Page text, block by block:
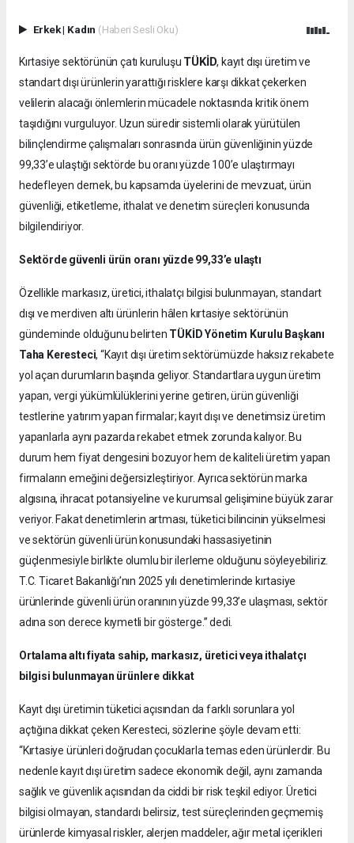
Erkek| Kadın (Haberi Sesli Oku)
Kırtasiye sektörünün çatı kuruluşu TÜKİD, kayıt dışı üretim ve
standart dışı ürünlerin yarattığı risklere karşı dikkat çekerken
velilerin alacağı önlemlerin mücadele noktasında kritik önem
taşıdığını vurguluyor. Uzun süredir sistemli olarak yürütülen
bilinçlendirme çalışmaları sonrasında ürün güvenliğinin yüzde
99,33’e ulaştığı sektörde bu oranı yüzde 100’e ulaştırmayı
hedefleyen dernek, bu kapsamda üyelerini de mevzuat, ürün
güvenliği, etiketleme, ithalat ve denetim süreçleri konusunda
bilgilendiriyor.
Sektörde güvenli ürün oranı yüzde 99,33’e ulaştı
Özellikle markasız, üretici, ithalatçı bilgisi bulunmayan, standart
dışı ve merdiven altı ürünlerin hâlen kırtasiye sektörünün
gündeminde olduğunu belirten TÜKİD Yönetim Kurulu Başkanı
Taha Keresteci, “Kayıt dışı üretim sektörümüzde haksız rekabete
yol açan durumların başında geliyor. Standartlara uygun üretim
yapan, vergi yükümlülüklerini yerine getiren, ürün güvenliği
testlerine yatırım yapan firmalar; kayıt dışı ve denetimsiz üretim
yapanlarla aynı pazarda rekabet etmek zorunda kalıyor. Bu
durum hem fiyat dengesini bozuyor hem de kaliteli üretim yapan
firmaların emeğini değersizleştiriyor. Ayrıca sektörün marka
algısına, ihracat potansiyeline ve kurumsal gelişimine büyük zarar
veriyor. Fakat denetimlerin artması, tüketici bilincinin yükselmesi
ve sektörün güvenli ürün konusundaki hassasiyetinin
güçlenmesiyle birlikte olumlu bir ilerleme olduğunu söyleyebiliriz.
T.C. Ticaret Bakanlığı’nın 2025 yılı denetimlerinde kırtasiye
ürünlerinde güvenli ürün oranının yüzde 99,33’e ulaşması, sektör
adına son derece kıymetli bir gösterge.” dedi.
Ortalama altı fiyata sahip, markasız, üretici veya ithalatçı
bilgisi bulunmayan ürünlere dikkat
Kayıt dışı üretimin tüketici açısından da farklı sorunlara yol
açtığına dikkat çeken Keresteci, sözlerine şöyle devam etti:
“Kırtasiye ürünleri doğrudan çocuklarla temas eden ürünlerdir. Bu
nedenle kayıt dışı üretim sadece ekonomik değil, aynı zamanda
sağlık ve güvenlik açısından da ciddi bir risk teşkil ediyor. Üretici
bilgisi olmayan, standardı belirsiz, test süreçlerinden geçmemiş
ürünlerde kimyasal riskler, alerjen maddeler, ağır metal içerikleri